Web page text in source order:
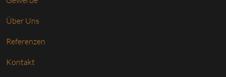
Über Uns
Referenzen
Kontakt